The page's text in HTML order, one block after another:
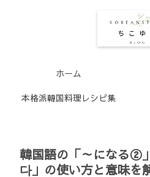
ホーム
本格派韓国料理レシピ集
韓国語の「～になる②
다」の使い方と意味を